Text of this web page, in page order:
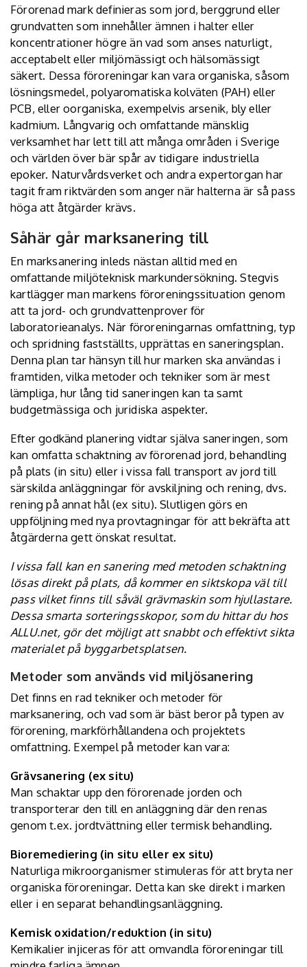
Förorenad mark definieras som jord, berggrund eller
grundvatten som innehåller ämnen i halter eller
koncentrationer högre än vad som anses naturligt,
acceptabelt eller miljömässigt och hälsomässigt
säkert. Dessa föroreningar kan vara organiska, såsom
lösningsmedel, polyaromatiska kolväten (PAH) eller
PCB, eller oorganiska, exempelvis arsenik, bly eller
kadmium. Långvarig och omfattande mänsklig
verksamhet har lett till att många områden i Sverige
och världen över bär spår av tidigare industriella
epoker. Naturvårdsverket och andra expertorgan har
tagit fram riktvärden som anger när halterna är så pass
höga att åtgärder krävs.
Såhär går marksanering till
En marksanering inleds nästan alltid med en
omfattande miljöteknisk markundersökning. Stegvis
kartlägger man markens föroreningssituation genom
att ta jord- och grundvattenprover för
laboratorieanalys. När föroreningarnas omfattning, typ
och spridning fastställts, upprättas en saneringsplan.
Denna plan tar hänsyn till hur marken ska användas i
framtiden, vilka metoder och tekniker som är mest
lämpliga, hur lång tid saneringen kan ta samt
budgetmässiga och juridiska aspekter.
Efter godkänd planering vidtar själva saneringen, som
kan omfatta schaktning av förorenad jord, behandling
på plats (in situ) eller i vissa fall transport av jord till
särskilda anläggningar för avskiljning och rening, dvs.
rening på annat hål (ex situ). Slutligen görs en
uppföljning med nya provtagningar för att bekräfta att
åtgärderna gett önskat resultat.
I vissa fall kan en sanering med metoden schaktning
lösas direkt på plats, då kommer en siktskopaväl till
pass vilket finns till såväl grävmaskin som hjullastare.
Dessa smarta sorteringsskopor, som du hittar du hos
ALLU.net, gör det möjligt att snabbt och effektivt sikta
materialet på byggarbetsplatsen.
Metoder som används vid miljösanering
Det finns en rad tekniker och metoder för
marksanering, och vad som är bäst beror på typen av
förorening, markförhållandena och projektets
omfattning. Exempel på metoder kan vara:
Grävsanering (ex situ)
Man schaktar upp den förorenade jorden och
transporterar den till en anläggning där den renas
genom t.ex. jordtvättning eller termisk behandling.
Bioremediering (in situ eller ex situ)
Naturliga mikroorganismer stimuleras för att bryta ner
organiska föroreningar. Detta kan ske direkt i marken
eller i en separat behandlingsanläggning.
Kemisk oxidation/reduktion (in situ)
Kemikalier injiceras för att omvandla föroreningar till